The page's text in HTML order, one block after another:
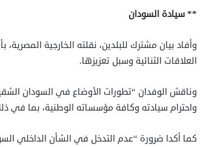
** سيادة السودان
وأفاد بيان مشترك للبلدين، نقلته الخارجية
العلاقات الثنائية وسبل تعزيزها.
وناقش الوفدان “تطورات الأوضاع في السودان
واحترام سيادته وكافة مؤسساته الوطنية، بما في
كما أكدا ضرورة “عدم التدخل في الشأن الداخلي